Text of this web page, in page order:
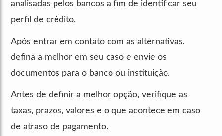
analisadas pelos bancos a fim de identificar seu
perfil de crédito.
Após entrar em contato com as alternativas,
defina a melhor em seu caso e envie os
documentos para o banco ou instituição.
Antes de definir a melhor opção, verifique as
taxas, prazos, valores e o que acontece em caso
de atraso de pagamento.